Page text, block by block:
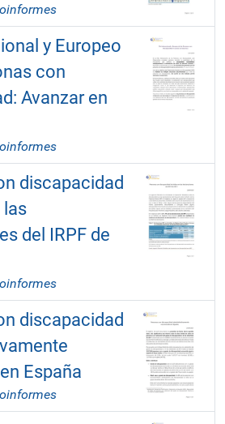
y Europeo
con
Avanzar en
discapacidad
las
del IRPF de
discapacidad
España